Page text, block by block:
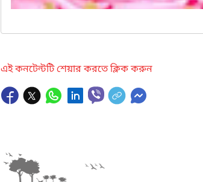
এই কনটেন্টটি শেয়ার করতে ক্লিক করুন